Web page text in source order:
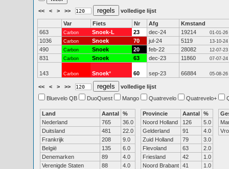
<< < > >> volledige lijst
Var Fiets Nr Afg
Kmstand
663
Carbon Snoek-L 23 dec-24 19214 01-01-26
1036 Carbon Snoek 70 jul-24 5119 13-10-24
490 Carbon Snoek 20 feb-22 28082 12-07-23
831 Carbon Snoek 63 dec-23 11860 07-07-24
143 Carbon Snoek* 60 sep-23 66884 05-08-26
<< < > >>
volledige lijst
Bluevelo QB
DuoQuest Mango Quatrevelo Quatrevelo+
Land Aantal %
Nederland
765
36.0
Duitsland
481
22.0
Frankrijk
208
9.0
België
135
6.0
Denemarken
89
4.0
Verenigde Staten
88
4.0
Provincie Aantal %
Noord Holland
126
5.0
Gelderland
91
4.0
Zuid Holland
79
3.0
Flevoland
63
2.0
Friesland
42
1.0
Noord Brabant 41
1.0